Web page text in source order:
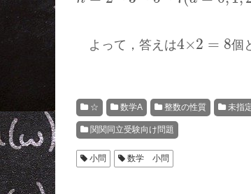
よって，答えは 4 2 個
☆ 数学A 整数の性質 未指
関関同立受験向け問題
小問 数学 小問